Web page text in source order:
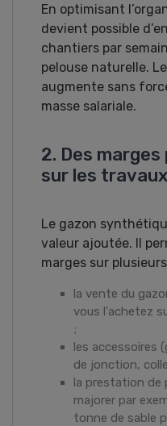
En optimisant
devient possible
chantiers par
pelouse naturelle.
augmente sans
masse salariale.
2. Des
sur les
Le gazon
valeur ajoutée. Il
marges sur
la vente du
vous l'achetez
;
les accessoires
de jonction,
la prestation de
majorer par
tonne de sable